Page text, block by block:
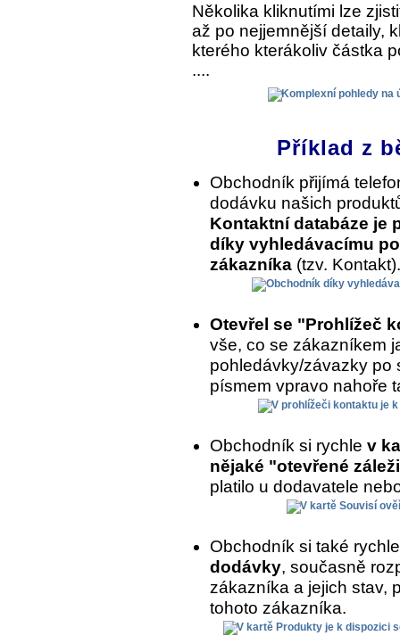
Několika kliknutími lze
až po nejjemnější detaily,
kterého kterákoliv částka
....
Příklad z
Obchodník přijímá
dodávku našich
Kontaktní databáze je
díky vyhledávacímu
zákazníka (tzv. Kontakt).
Otevřel se "Prohlížeč
vše, co se zákazníkem
pohledávky/závazky po
písmem vpravo nahoře
Obchodník si rychle v
nějaké "otevřené
platilo u dodavatele
Obchodník si také
dodávky, současně
zákazníka a jejich stav,
tohoto zákazníka.